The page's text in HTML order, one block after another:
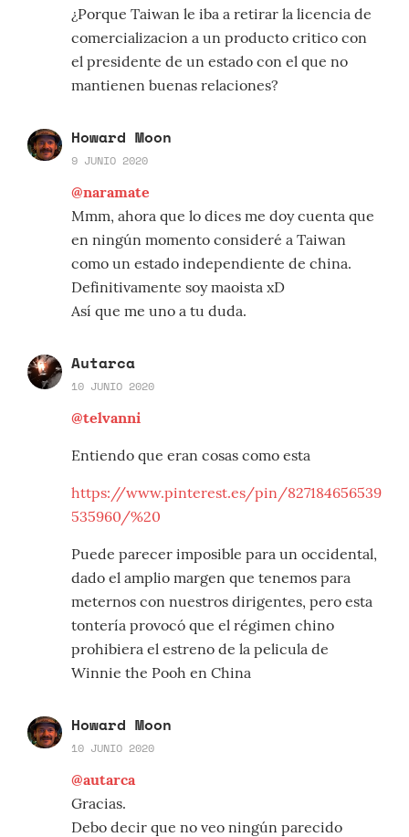
¿Porque Taiwan le iba a retirar la licencia de
comercializacion a un producto critico con
el presidente de un estado con el que no
mantienen buenas relaciones?
Howard Moon
9 JUNIO 2020
@naramate
Mmm, ahora que lo dices me doy cuenta que
en ningún momento consideré a Taiwan
como un estado independiente de china.
Definitivamente soy maoista xD
Así que me uno a tu duda.
Autarca
10 JUNIO 2020
@telvanni
Entiendo que eran cosas como esta
https://www.pinterest.es/pin/827184656539
535960/%20
Puede parecer imposible para un occidental,
dado el amplio margen que tenemos para
meternos con nuestros dirigentes, pero esta
tontería provocó que el régimen chino
prohibiera el estreno de la pelicula de
Winnie the Pooh en China
Howard Moon
10 JUNIO 2020
@autarca
Gracias.
Debo decir que no veo ningún parecido